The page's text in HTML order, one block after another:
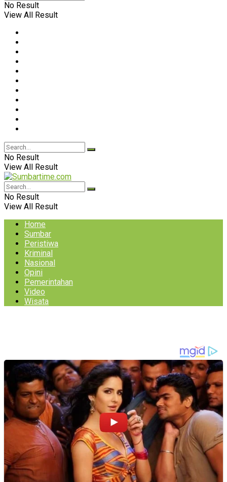
No Result
View All Result
No Result
View All Result
No Result
View All Result
Home
Sumbar
Peristiwa
Kriminal
Nasional
Opini
Pemerintahan
Video
Wisata